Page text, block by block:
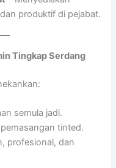
produktif di pejabat.
Tingkap Serdang
semula jadi.
tinted.
profesional, dan